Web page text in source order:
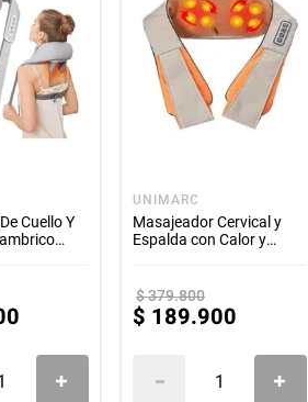
Cuello Y
UNIMARC
Masajeador Cervical y
Espalda con Calor y
$379.800
$ 189.900